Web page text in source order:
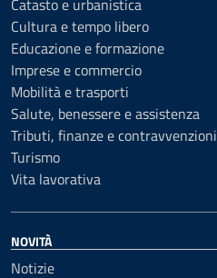
Catasto e urbanistica
Cultura e tempo libero
Educazione e formazione
Imprese e commercio
Mobilità e trasporti
Salute, benessere e assistenza
Tributi, finanze e contravvenzioni
Turismo
Vita lavorativa
NOVITÀ
Notizie